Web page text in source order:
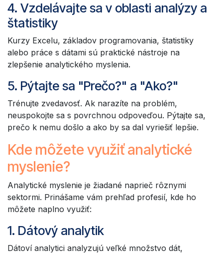
4. Vzdelávajte sa v oblasti analýzy a
štatistiky
Kurzy Excelu, základov programovania, štatistiky
alebo práce s dátami sú praktické nástroje na
zlepšenie analytického myslenia.
5. Pýtajte sa "Prečo?" a "Ako?"
Trénujte zvedavosť. Ak narazíte na problém,
neuspokojte sa s povrchnou odpoveďou. Pýtajte sa,
prečo k nemu došlo a ako by sa dal vyriešiť lepšie.
Kde môžete využiť analytické
myslenie?
Analytické myslenie je žiadané naprieč rôznymi
sektormi. Prinášame vám prehľad profesií, kde ho
môžete naplno využiť:
1. Dátový analytik
Dátoví analytici analyzujú veľké množstvo dát,